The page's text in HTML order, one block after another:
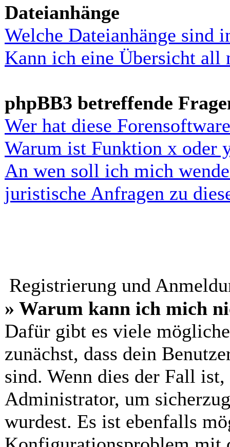
Dateianhänge
Welche Dateianhänge sind
Kann ich eine Übersicht all
phpBB3 betreffende
Wer hat diese
Warum ist Funktion x oder
An wen soll ich mich
juristische Anfragen zu
Registrierung und
» Warum kann ich mich
Dafür gibt es viele
zunächst, dass dein
sind. Wenn dies der Fall
Administrator, um
wurdest. Es ist ebenfalls